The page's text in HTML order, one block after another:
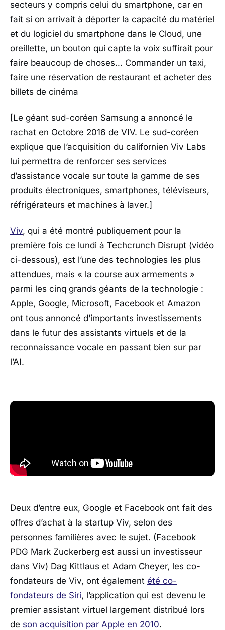
secteurs y compris celui du smartphone, car en
fait si on arrivait à déporter la capacité du matériel
et du logiciel du smartphone dans le Cloud, une
oreillette, un bouton qui capte la voix suffirait pour
faire beaucoup de choses… Commander un taxi,
faire une réservation de restaurant et acheter des
billets de cinéma
[Le géant sud-coréen Samsung a annoncé le
rachat en Octobre 2016 de VIV. Le sud-coréen
explique que l’acquisition du californien Viv Labs
lui permettra de renforcer ses services
d’assistance vocale sur toute la gamme de ses
produits électroniques, smartphones, téléviseurs,
réfrigérateurs et machines à laver.]
Viv, qui a été montré publiquement pour la
première fois ce lundi à Techcrunch Disrupt (vidéo
ci-dessous), est l’une des technologies les plus
attendues, mais « la course aux armements »
parmi les cinq grands géants de la technologie :
Apple, Google, Microsoft, Facebook et Amazon
ont tous annoncé d’importants investissements
dans le futur des assistants virtuels et de la
reconnaissance vocale en passant bien sur par
l’AI.
Deux d’entre eux, Google et Facebook ont fait des
offres d’achat à la startup Viv, selon des
personnes familières avec le sujet. (Facebook
PDG Mark Zuckerberg est aussi un investisseur
dans Viv) Dag Kittlaus et Adam Cheyer, les co-
fondateurs de Viv, ont également été co-
fondateurs de Siri, l’application qui est devenu le
premier assistant virtuel largement distribué lors
de son acquisition par Apple en 2010.